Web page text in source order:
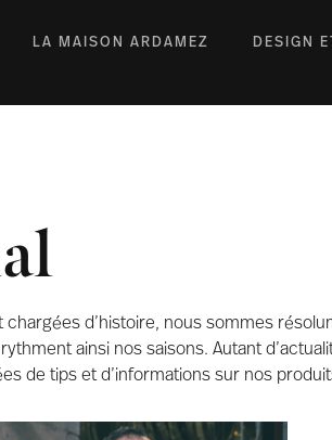
LA MAISON ARDAMEZ DESIGN
d’histoire, nous sommes
ainsi nos saisons. Autant
de tips et d’informations sur nos